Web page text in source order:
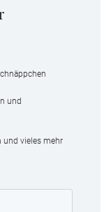
und
und vieles mehr